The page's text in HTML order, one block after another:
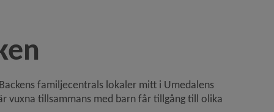
familjecentrals lokaler mitt i Umedalens
vuxna tillsammans med barn får tillgång till olika